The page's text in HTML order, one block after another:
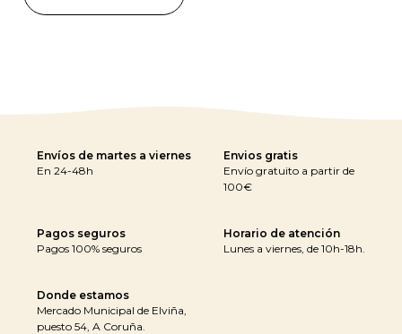
Envíos de martes a viernes
En 24-48h
Envios gratis
Envío gratuito a partir de
100€
Pagos seguros
Pagos 100% seguros
Horario de atención
Lunes a viernes, de 10h-18h.
Donde estamos
Mercado Municipal de Elviña,
puesto 54, A Coruña.